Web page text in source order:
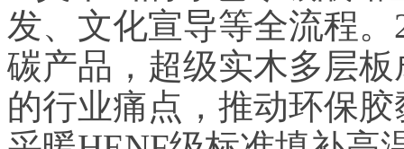
发、文化宣导等全流程
碳产品，超级实木多层
的行业痛点，推动环保